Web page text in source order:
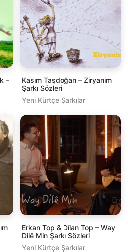
–
Kasım Taşdoğan – Ziryanim
Şarkı Sözleri
Yeni Kürtçe Şarkılar
Erkan Top & Dîlan Top – Way
Dilê Min Şarkı Sözleri
Yeni Kürtçe Şarkılar